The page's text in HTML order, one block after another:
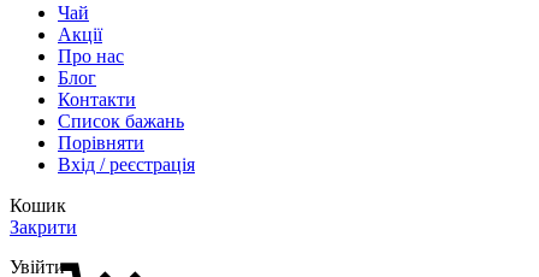
Чай
Акції
Про нас
Блог
Контакти
Список бажань
Порівняти
Вхід / реєстрація
Кошик
Закрити
Увійти